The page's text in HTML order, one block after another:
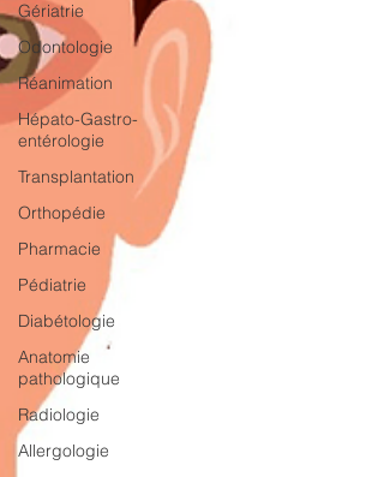
Gériatrie
Odontologie
Réanimation
Hépato-Gastro-
entérologie
Transplantation
Orthopédie
Pharmacie
Pédiatrie
Diabétologie
Anatomie
pathologique
Radiologie
Allergologie